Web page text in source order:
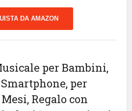
DA AMAZON
per Bambini,
per
Regalo con